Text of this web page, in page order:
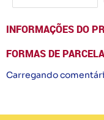
INFORMAÇÕES DO
FORMAS DE
Carregando